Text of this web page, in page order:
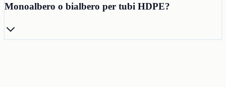
Monoalbero o bialbero per tubi HDPE?